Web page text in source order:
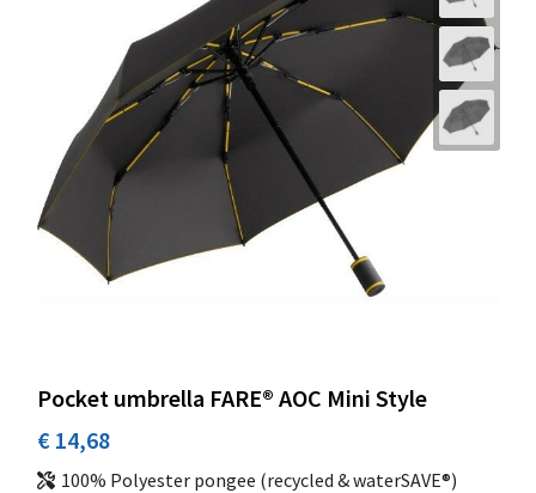
Pocket umbrella FARE® AOC Mini Style
€ 14,68
100% Polyester pongee (recycled & waterSAVE®)